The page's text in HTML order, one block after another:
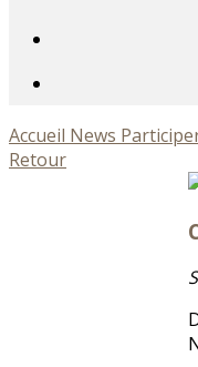
Accueil News
Retour